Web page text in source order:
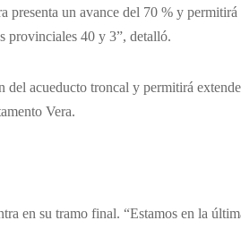
presenta un avance del 70 % y permitirá
provinciales 40 y 3”, detalló.
del acueducto troncal y permitirá
Vera.
en su tramo final. “Estamos en la